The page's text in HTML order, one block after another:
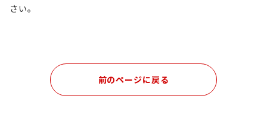
さい。
前のページに戻る